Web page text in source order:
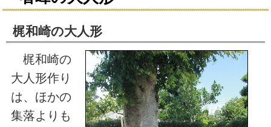
梶和崎の大人形
梶和崎の
大人形作り
は、ほかの
集落よりも